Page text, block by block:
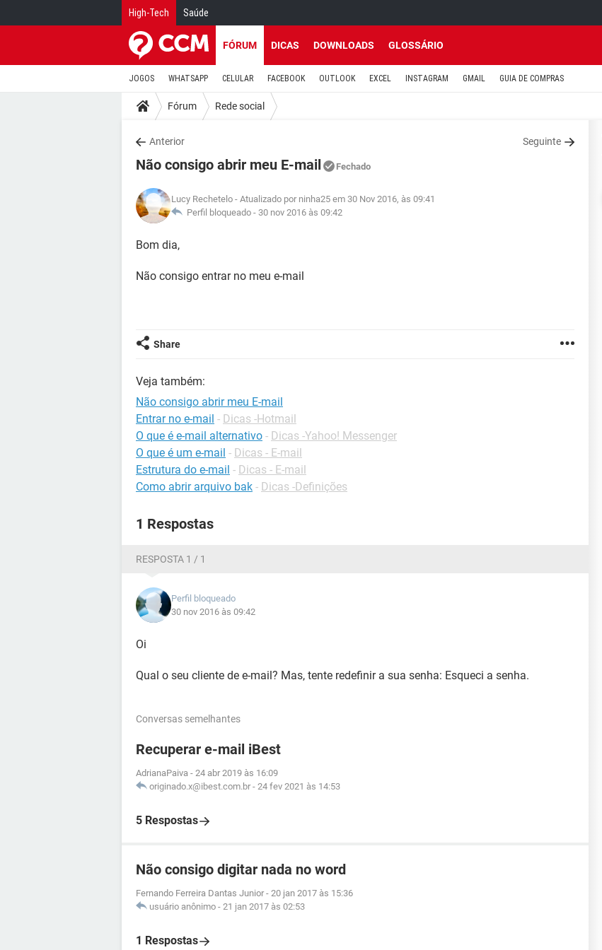
High-Tech Saúde
FÓRUM DICAS DOWNLOADS GLOSSÁRIO
JOGOS WHATSAPP CELULAR FACEBOOK OUTLOOK EXCEL INSTAGRAM GMAIL GUIA DE COMPRAS
Fórum Rede social
Anterior Seguinte
Não consigo abrir meu E-mail Fechado
Lucy Rechetelo - Atualizado por ninha25 em 30 Nov 2016, às 09:41
Perfil bloqueado - 30 nov 2016 às 09:42
Bom dia,
Não consigo entrar no meu e-mail
Share
Veja também:
Não consigo abrir meu E-mail
Entrar no e-mail - Dicas -Hotmail
O que é e-mail alternativo - Dicas -Yahoo! Messenger
O que é um e-mail - Dicas - E-mail
Estrutura do e-mail - Dicas - E-mail
Como abrir arquivo bak - Dicas -Definições
1 Respostas
RESPOSTA 1 / 1
Perfil bloqueado
30 nov 2016 às 09:42
Oi
Qual o seu cliente de e-mail? Mas, tente redefinir a sua senha: Esqueci a senha.
Conversas semelhantes
Recuperar e-mail iBest
AdrianaPaiva - 24 abr 2019 às 16:09
originado.x@ibest.com.br - 24 fev 2021 às 14:53
5 Respostas
Não consigo digitar nada no word
Fernando Ferreira Dantas Junior - 20 jan 2017 às 15:36
usuário anônimo - 21 jan 2017 às 02:53
1 Respostas